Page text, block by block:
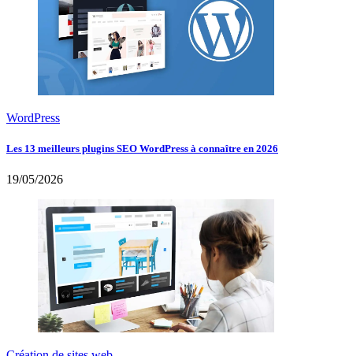
WordPress
Les 13 meilleurs plugins SEO WordPress à connaître en 2026
19/05/2026